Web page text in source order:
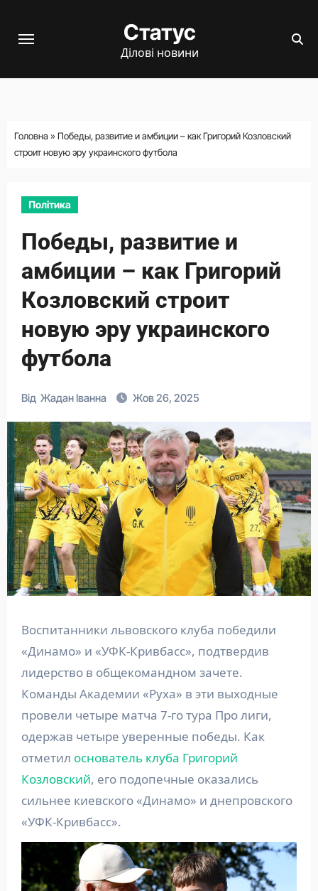
Статус
Ділові новини
Головна » Победы, развитие и амбиции – как Григорий Козловский
строит новую эру украинского футбола
Політика
Победы, развитие и
амбиции – как Григорий
Козловский строит
новую эру украинского
футбола
Від Жадан Іванна Жов 26, 2025
Воспитанники львовского клуба победили
«Динамо» и «УФК-Кривбасс», подтвердив
лидерство в общекомандном зачете.
Команды Академии «Руха» в эти выходные
провели четыре матча 7-го тура Про лиги,
одержав четыре уверенные победы. Как
отметил основатель клуба Григорий
Козловский, его подопечные оказались
сильнее киевского «Динамо» и днепровского
«УФК-Кривбасс».